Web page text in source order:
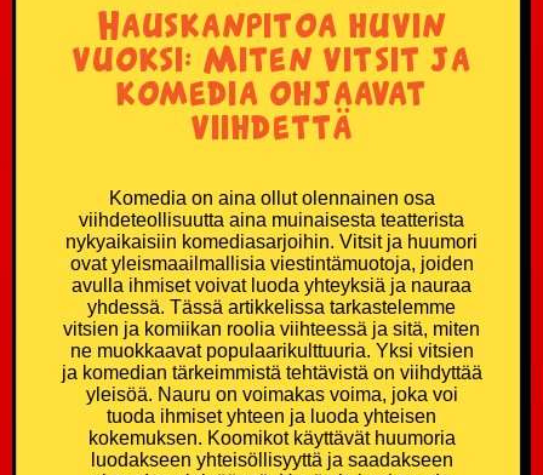
Hauskanpitoa huvin
vuoksi: Miten vitsit ja
komedia ohjaavat
viihdettä
Komedia on aina ollut olennainen osa
viihdeteollisuutta aina muinaisesta teatterista
nykyaikaisiin komediasarjoihin. Vitsit ja huumori
ovat yleismaailmallisia viestintämuotoja, joiden
avulla ihmiset voivat luoda yhteyksiä ja nauraa
yhdessä. Tässä artikkelissa tarkastelemme
vitsien ja komiikan roolia viihteessä ja sitä, miten
ne muokkaavat populaarikulttuuria. Yksi vitsien
ja komedian tärkeimmistä tehtävistä on viihdyttää
yleisöä. Nauru on voimakas voima, joka voi
tuoda ihmiset yhteen ja luoda yhteisen
kokemuksen. Koomikot käyttävät huumoria
luodakseen yhteisöllisyyttä ja saadakseen